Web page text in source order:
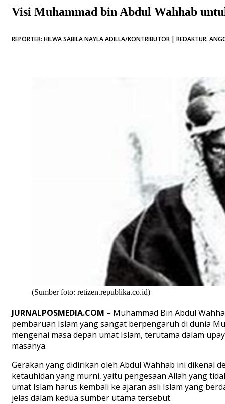
Visi Muhammad bin Abdul Wahhab
REPORTER: HILWA SABILA NAYLA ADILLA/KONTRIBUTOR | REDAKTUR:
(Sumber foto: retizen.republika.co.id)
JURNALPOSMEDIA.COM – Muhammad Bin Abdul
pembaruan Islam yang sangat berpengaruh di dunia
mengenai masa depan umat Islam, terutama dalam
masanya.
Gerakan yang didirikan oleh Abdul Wahhab ini dikenal
ketauhidan yang murni, yaitu pengesaan Allah yang
umat Islam harus kembali ke ajaran asli Islam yang
jelas dalam kedua sumber utama tersebut.